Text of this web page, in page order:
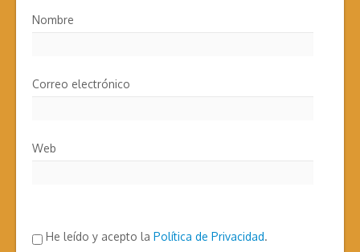
Nombre
Correo electrónico
Web
He leído y acepto la Política de Privacidad.